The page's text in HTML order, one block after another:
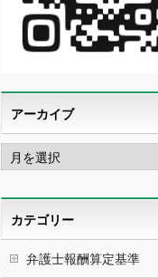
アーカイブ
ア
ー
イ
ブカテゴリー
弁護士報酬算定基準